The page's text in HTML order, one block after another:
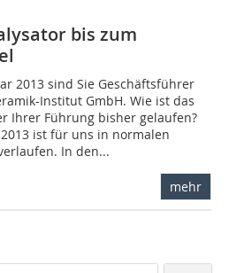
bis zum
2013 sind Sie Geschäftsführer
Institut GmbH. Wie ist das
Ihrer Führung bisher gelaufen?
2013 ist für uns in normalen
In den...
mehr